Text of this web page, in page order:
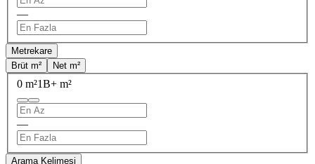
—
Metrekare
Brüt m²
Net m²
0 m²1B+ m²
—
Arama Kelimesi